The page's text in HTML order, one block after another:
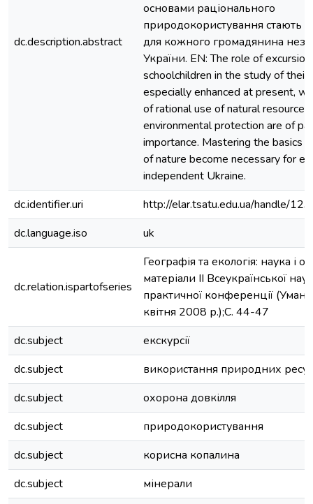
dc.description.abstract
основами раціонального
природокористування стають
для кожного громадянина
України. EN: The role of
schoolchildren in the study of their
especially enhanced at present,
of rational use of natural resources
environmental protection are of
importance. Mastering the basics
of nature become necessary for
independent Ukraine.
dc.identifier.uri
http://elar.tsatu.edu.ua/handle/
dc.language.iso
uk
dc.relation.ispartofseries
Географія та екологія: наука і
матеріали ІІ Всеукраїнської
практичної конференції
квітня 2008 р.);С. 44-47
dc.subject
екскурсії
dc.subject
використання природних
dc.subject
охорона довкілля
dc.subject
природокористування
dc.subject
корисна копалина
dc.subject
мінерали